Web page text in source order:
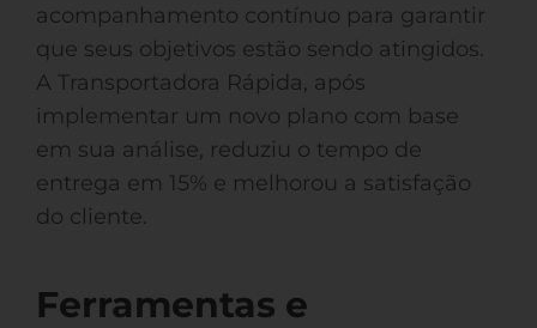
acompanhamento contínuo para garantir
que seus objetivos estão sendo atingidos.
A Transportadora Rápida, após
implementar um novo plano com base
em sua análise, reduziu o tempo de
entrega em 15% e melhorou a satisfação
do cliente.
Ferramentas e